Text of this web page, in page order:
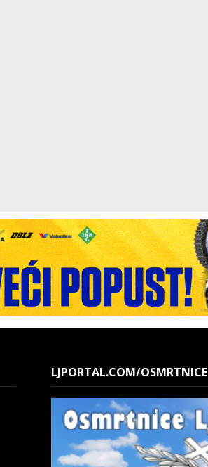
LJPORTAL.COM/OSMRTNICE